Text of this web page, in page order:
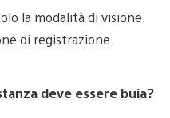
la modalità di visione.
di registrazione.
deve essere buia?